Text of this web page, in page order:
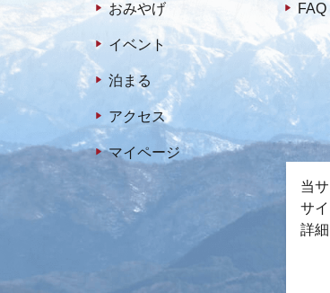
おみやげ
イベント
泊まる
アクセス
マイページ
FAQ
当
サ
詳